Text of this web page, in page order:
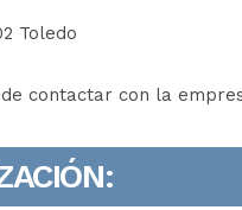
Toledo
contactar con la